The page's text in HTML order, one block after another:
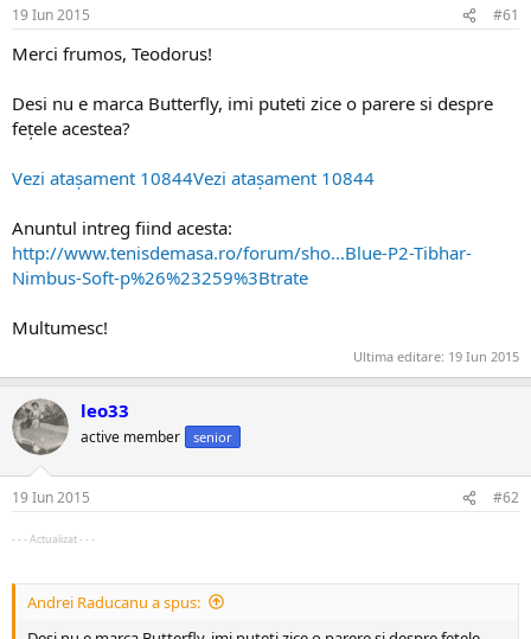
19 Iun 2015 #61
Merci frumos, Teodorus!
Desi nu e marca Butterfly, imi puteti zice o parere si despre
fețele acestea?
Vezi atașament 10844Vezi atașament 10844
Anuntul intreg fiind acesta:
http://www.tenisdemasa.ro/forum/sho...Blue-P2-Tibhar-
Nimbus-Soft-p%26%23259%3Btrate
Multumesc!
Ultima editare: 19 Iun 2015
leo33
active member senior
19 Iun 2015 #62
- - - Actualizat - - -
Andrei Raducanu a spus: